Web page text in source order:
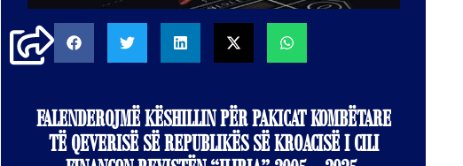
FALENDEROJMË KËSHILLIN PËR PAKICAT KOMBËTARE
TË QEVERISË SË REPUBLIKËS SË KROACISË I CILI